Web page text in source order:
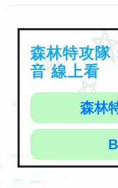
森林特攻隊
音 線上看
森林